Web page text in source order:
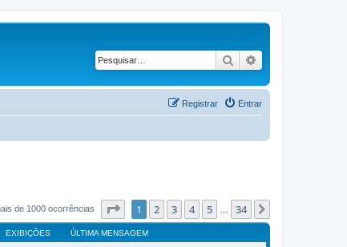
Pesquisar
Entrar
Registrar
de 1000 ocorrências Página1 de 34
1 2 3 4 5 34
EXIBIÇÕES ÚLTIMA MENSAGEM